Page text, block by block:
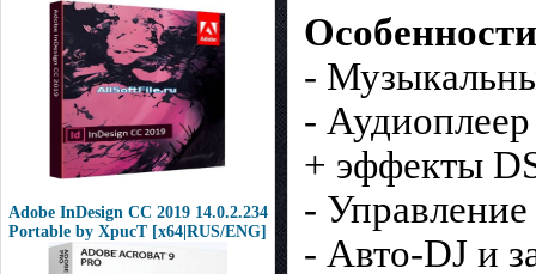
Adobe InDesign CC 2019 14.0.2.234
Portable by XpucT [x64|RUS/ENG]
-
-
+ эффекты
-
- Авто-DJ и